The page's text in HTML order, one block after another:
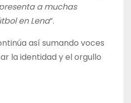
a muchas
en Lena”.
así sumando voces
la identidad y el orgullo